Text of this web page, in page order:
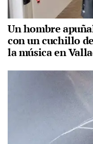
Un hombre
con un cuchillo
la música en